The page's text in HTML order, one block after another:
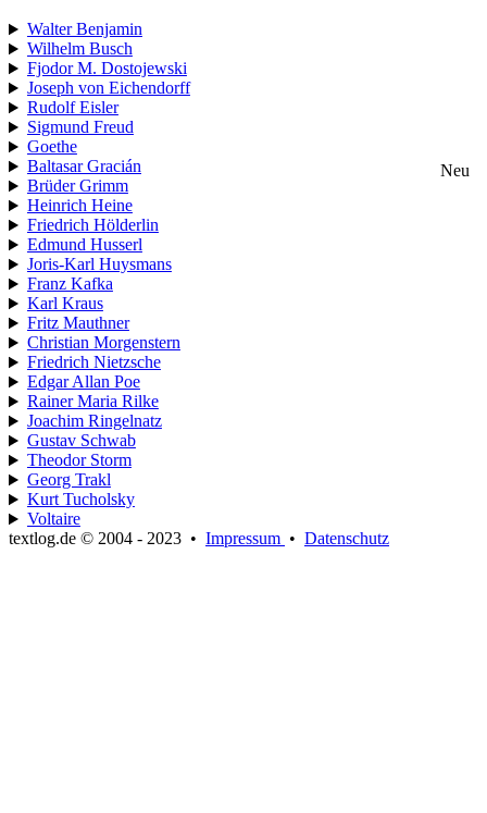
Walter Benjamin
Wilhelm Busch
Fjodor M. Dostojewski
Joseph von Eichendorff
Rudolf Eisler
Sigmund Freud
Goethe
Baltasar Gracián
Neu
Brüder Grimm
Heinrich Heine
Friedrich Hölderlin
Edmund Husserl
Joris-Karl Huysmans
Franz Kafka
Karl Kraus
Fritz Mauthner
Christian Morgenstern
Friedrich Nietzsche
Edgar Allan Poe
Rainer Maria Rilke
Joachim Ringelnatz
Gustav Schwab
Theodor Storm
Georg Trakl
Kurt Tucholsky
Voltaire
textlog.de © 2004 - 2023 • Impressum • Datenschutz